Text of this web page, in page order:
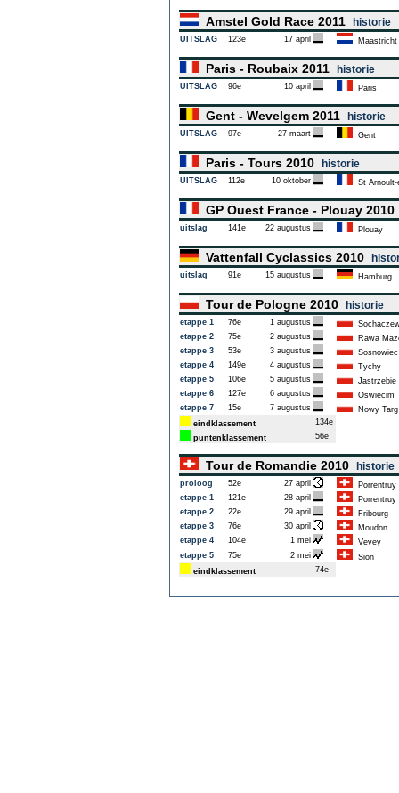
Amstel Gold Race 2011 historie
UITSLAG 123e 17 april Maastricht
Paris - Roubaix 2011 historie
UITSLAG 96e 10 april Paris
Gent - Wevelgem 2011 historie
UITSLAG 97e 27 maart Gent
Paris - Tours 2010 historie
UITSLAG 112e 10 oktober St Arnoult-
GP Ouest France - Plouay
uitslag 141e 22 augustus Plouay
Vattenfall Cyclassics 2010
uitslag 91e 15 augustus Hamburg
Tour de Pologne 2010 historie
etappe 1 76e 1 augustus
etappe 2
75e 2 augustus
Rawa
etappe 3
53e 3 augustus
Sosnowiec
etappe 4
149e 4 augustus
Tychy
etappe 5
106e 5 augustus
Jastrzebie
etappe 6
127e 6 augustus
Oswiecim
etappe 7
15e 7 augustus
Nowy Targ
eindklassement
134e
puntenklassement
56e
Tour de Romandie 2010 historie
proloog 52e 27 april
Porrentruy
etappe 1
121e 28 april
Porrentruy
etappe 2
22e 29 april
Fribourg
etappe 3
76e 30 april
Moudon
etappe 4
104e 1 mei
Vevey
etappe 5
75e 2 mei
Sion
eindklassement
74e